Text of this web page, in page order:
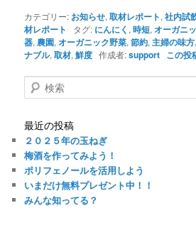
カテゴリー: お知らせ,取材レポート,社内試
材レポート
タグ: にんにく ,時短,オーガニ
器, 農園,オーガニック野菜,節約,主婦の味方,
ナブル,取材,鮮度 作成者:support この投
検
索
最近の投稿
２０２５年の玉ねぎ
梅酒を作ってみよう！
ポリフェノールを活用しよう
いまだけ無料プレゼント中！！
みんな知ってる？